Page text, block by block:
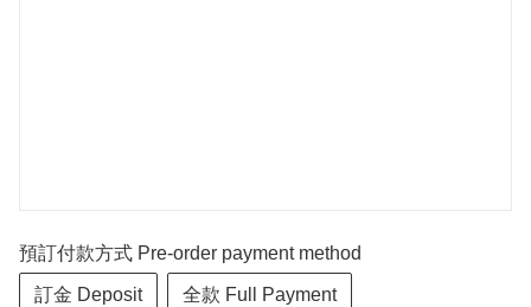
預訂付款方式 Pre-order payment method
訂金 Deposit 全款 Full Payment